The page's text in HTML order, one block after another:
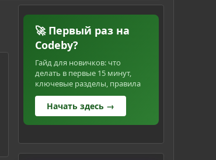
🚀 Первый раз на
Codeby?
Гайд для новичков: что
делать в первые 15 минут,
ключевые разделы, правила
Начать здесь →